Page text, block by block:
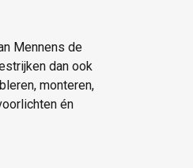
Mennens de
dan ook
monteren,
én